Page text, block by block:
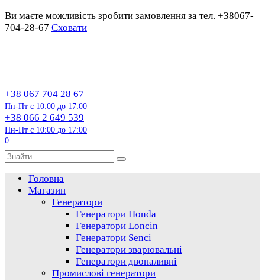
Ви маєте можливість зробити замовлення за тел. +38067-
704-28-67 Сховати
+38 067 704 28 67
Пн-Пт с 10:00 до 17:00
+38 066 2 649 539
Пн-Пт с 10:00 до 17:00
0
Пошук…
Головна
Магазин
Генератори
Генератори Honda
Генератори Loncin
Генератори Senci
Генератори зварювальні
Генератори двопаливні
Промислові генератори